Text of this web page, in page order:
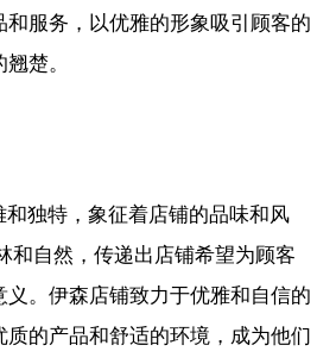
和服务，以优雅的形象吸引顾客的
楚。
和独特，象征着店铺的品味和风
和自然，传递出店铺希望为顾客
义。伊森店铺致力于优雅和自信的
的产品和舒适的环境，成为他们